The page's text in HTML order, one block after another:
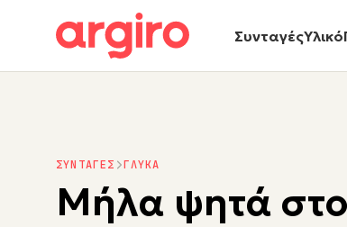
ΣυνταγέςΥλικό
ΣΥΝΤΑΓΕΣ ΓΛΥΚΑ
Μήλα ψητά